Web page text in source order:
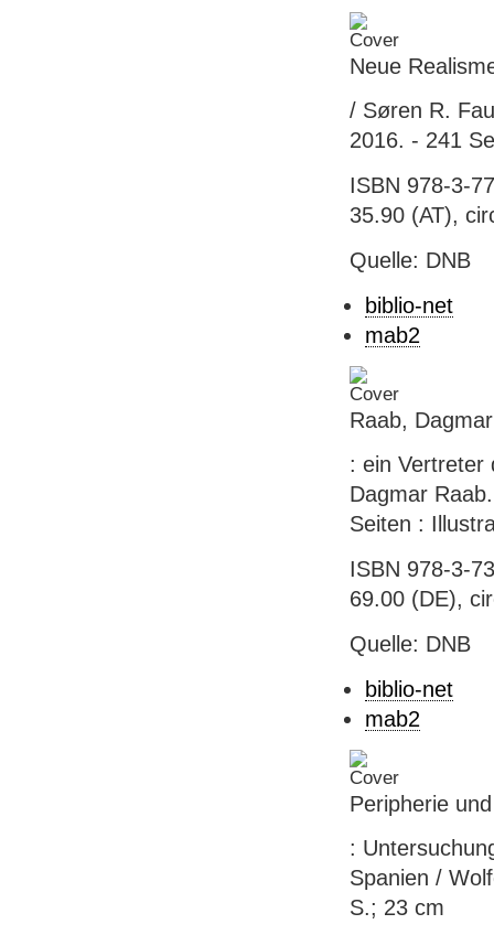
Neue
/ Søren R.
2016. - 241
ISBN 978-3-
35.90 (AT),
Quelle: DNB
biblio-net
mab2
Raab,
: ein Vertreter
Dagmar
Seiten :
ISBN 978-3-
69.00 (DE),
Quelle: DNB
biblio-net
mab2
Peripherie
:
Spanien /
S.; 23 cm